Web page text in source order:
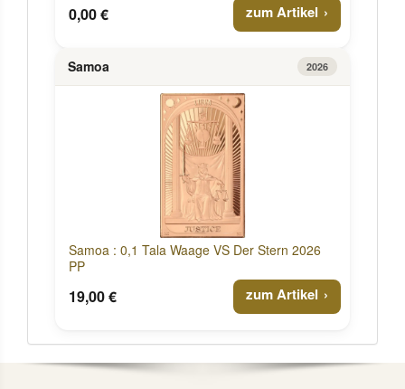
0,00 € zum Artikel
Samoa 2026
Samoa : 0,1 Tala Waage VS Der Stern 2026
PP
19,00 € zum Artikel